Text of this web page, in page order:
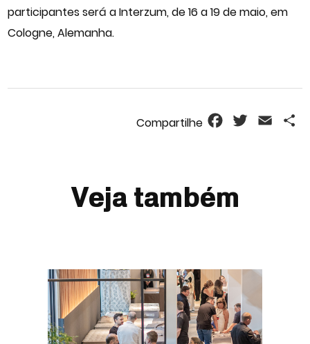
participantes será a Interzum, de 16 a 19 de maio, em
Cologne, Alemanha.
FacebookTwitterEmail
Veja também